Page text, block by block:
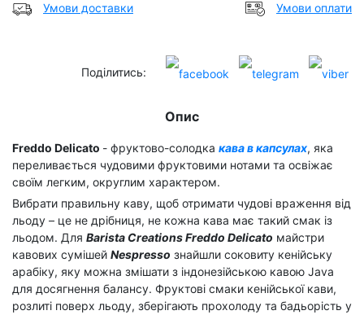
Умови доставки Умови оплати
Поділитись:
Опис
Freddo Delicato - фруктово-солодка кава в капсулах, яка
переливається чудовими фруктовими нотами та освіжає
своїм легким, округлим характером.
Вибрати правильну каву, щоб отримати чудові враження від
льоду – це не дрібниця, не кожна кава має такий смак із
льодом. Для Barista Creations Freddo Delicato майстри
кавових сумішей Nespresso знайшли соковиту кенійську
арабіку, яку можна змішати з індонезійською кавою Java
для досягнення балансу. Фруктові смаки кенійської кави,
розлиті поверх льоду, зберігають прохолоду та бадьорість у